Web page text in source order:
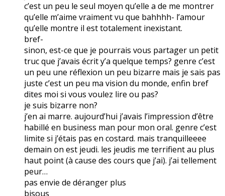
c’est un peu le seul moyen qu’elle a de me montrer
qu’elle m’aime vraiment vu que bahhhh- l’amour
qu’elle montre il est totalement inexistant.
bref-
sinon, est-ce que je pourrais vous partager un petit
truc que j’avais écrit y’a quelque temps? genre c’est
un peu une réflexion un peu bizarre mais je sais pas
juste c’est un peu ma vision du monde, enfin bref
dites moi si vous voulez lire ou pas?
je suis bizarre non?
j’en ai marre. aujourd’hui j’avais l’impression d’être
habillé en business man pour mon oral. genre c’est
limite si j’étais pas en costard. mais tranquilleeee
demain on est jeudi. les jeudis me terrifient au plus
haut point (à cause des cours que j’ai). j’ai tellement
peur…
pas envie de déranger plus
bisous